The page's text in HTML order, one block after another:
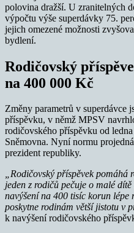
polovina dražší. U zranitelných
výpočtu výše superdávky 75.
jejich omezené možnosti
bydlení.
Rodičovský
na 400 000 Kč
Změny parametrů v superdávce
příspěvku, v němž MPSV
rodičovského příspěvku od
Sněmovna. Nyní normu
prezident republiky.
„Rodičovský příspěvek pomáhá
jeden z rodičů pečuje o malé
navýšení na 400 tisíc korun
poskytne rodinám větší jistotu v
k navýšení rodičovského